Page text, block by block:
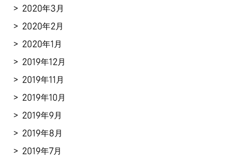
2020年3月
2020年2月
2020年1月
2019年12月
2019年11月
2019年10月
2019年9月
2019年8月
2019年7月